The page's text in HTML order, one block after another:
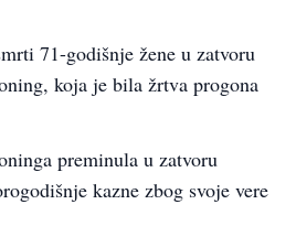
71-godišnje žene u zatvoru
koja je bila žrtva progona
preminula u zatvoru
kazne zbog svoje vere